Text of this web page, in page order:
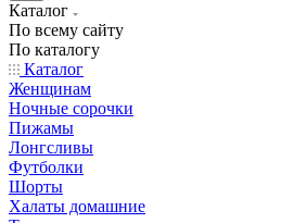
Каталог
По всему сайту
По каталогу
Каталог
Женщинам
Ночные сорочки
Пижамы
Лонгсливы
Футболки
Шорты
Халаты домашние